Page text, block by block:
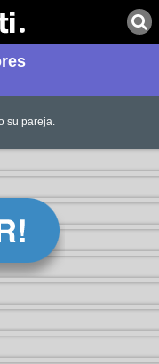
su pareja.